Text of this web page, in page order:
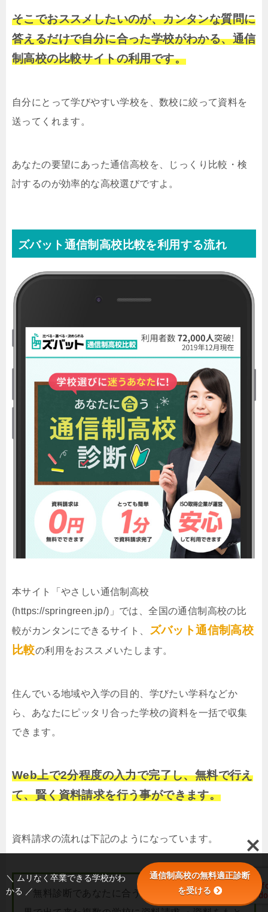
そこでおススメしたいのが、カンタンな質問に
答えるだけで自分に合った学校がわかる、通信
制高校の比較サイトの利用です。
自分にとって学びやすい学校を、数校に絞って資料を
送ってくれます。
あなたの要望にあった通信高校を、じっくり比較・検
討するのが効率的な高校選びですよ。
ズバット通信制高校比較を利用する流れ
本サイト「やさしい通信制高校
(https://springreen.jp/)」では、全国の通信制高校の比
較がカンタンにできるサイト、
ズバット通信制高校
比較の利用をおススメいたします。
住んでいる地域や入学の目的、学びたい学科などか
ら、あなたにピッタリ合った学校の資料を一括で収集
できます。
Web上で2分程度の入力で完了し、無料で行え
て、賢く資料請求を行う事ができます。
資料請求の流れは下記のようになっています。
・無料診断であなたに合う学校を調べる ・診断結
＼ ムリなく卒業できる学校がわ
かる ／
通信制高校の無料適正診断
を受ける